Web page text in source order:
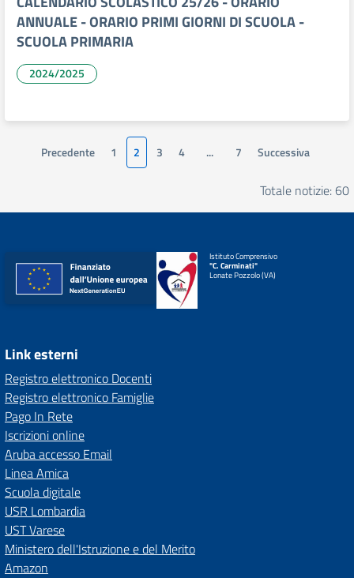
ANNUALE - ORARIO PRIMI GIORNI DI SCUOLA -
SCUOLA PRIMARIA
2024/2025
Precedente 1 2 3 4 ... 7 Successiva
Totale notizie: 60
Istituto Comprensivo
"C. Carminati"
Lonate Pozzolo (VA)
Link esterni
Registro elettronico Docenti
Registro elettronico Famiglie
Pago In Rete
Iscrizioni online
Aruba accesso Email
Linea Amica
Scuola digitale
USR Lombardia
UST Varese
Ministero dell'Istruzione e del Merito
Amazon